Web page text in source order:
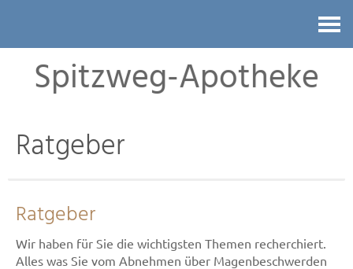
Spitzweg-Apotheke
Ratgeber
Ratgeber
Wir haben für Sie die wichtigsten Themen recherchiert.
Alles was Sie vom Abnehmen über Magenbeschwerden